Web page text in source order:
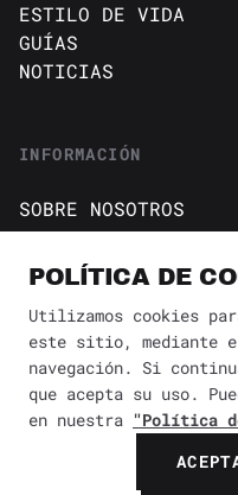
ESTILO DE VIDA
GUÍAS
NOTICIAS
INFORMACIÓN
SOBRE NOSOTROS
CONTACTO
Política de
© 2026 Revista Yaconic.
POLÍTICA DE
Utilizamos cookies
este sitio, mediante
navegación. Si
que acepta su uso.
en nuestra "Política